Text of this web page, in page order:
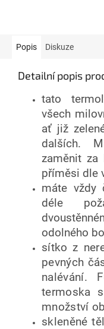
Popis Diskuze
Detailní popis
tato
všech
ať již
dalších.
zaměnit za
příměsi dle
máte vždy
déle
odolného
sítko z
pevných
nalévání.
termoska
množství
skleněné